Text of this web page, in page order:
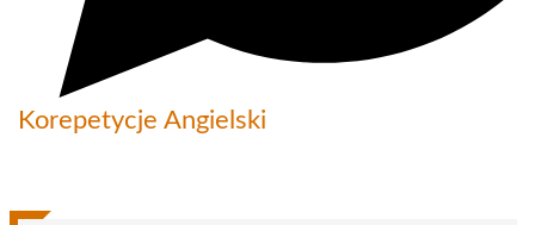
Korepetycje Angielski